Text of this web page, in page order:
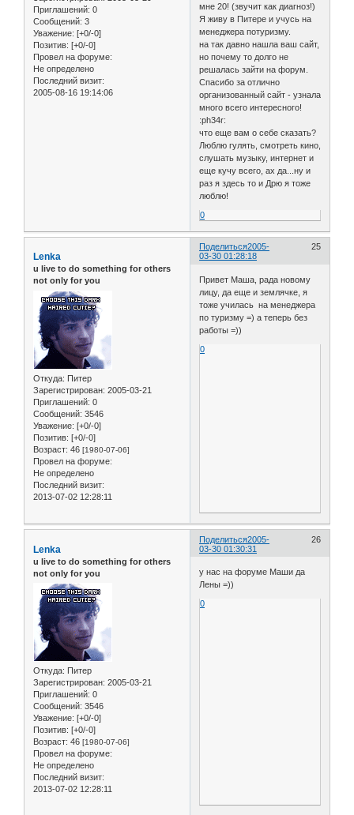
Приглашений: 0
Сообщений: 3
Уважение: [+0/-0]
Позитив: [+0/-0]
Провел на форуме:
Не определено
Последний визит:
2005-08-16 19:14:06
мне 20! (звучит как диагноз!)
Я живу в Питере и учусь на
менеджера потуризму.
на так давно нашла ваш сайт,
но почему то долго не
решалась зайти на форум.
Спасибо за отлично
организованный сайт - узнала
много всего интересного!
:ph34r:
что еще вам о себе сказать?
Люблю гулять, смотреть кино,
слушать музыку, интернет и
еще кучу всего, ах да...ну и
раз я здесь то и Дрю я тоже
люблю!
0
Поделиться 25
2005-
03-30 01:28:18
Lenka
u live to do something for others
not only for you
Откуда: Питер
Зарегистрирован: 2005-03-21
Приглашений: 0
Сообщений: 3546
Уважение: [+0/-0]
Позитив: [+0/-0]
Возраст: 46 [1980-07-06]
Провел на форуме:
Не определено
Последний визит:
2013-07-02 12:28:11
Привет Маша, рада новому
лицу, да еще и землячке, я
тоже училась на менеджера
по туризму =) а теперь без
работы =))
0
Поделиться 26
2005-
03-30 01:30:31
Lenka
u live to do something for others
not only for you
Откуда: Питер
Зарегистрирован: 2005-03-21
Приглашений: 0
Сообщений: 3546
Уважение: [+0/-0]
Позитив: [+0/-0]
Возраст: 46 [1980-07-06]
Провел на форуме:
Не определено
Последний визит:
2013-07-02 12:28:11
у нас на форуме Маши да
Лены =))
0